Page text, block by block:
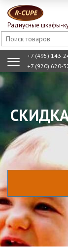
Радиусные шкафы-
+7 (495) 143-
+7 (920) 620-